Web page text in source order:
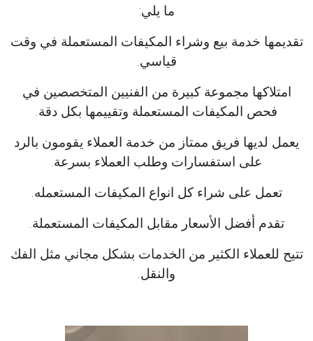
ما يلي:
تقديمها خدمة بيع وشراء المكيفات المستعملة في وقت
قياسي.
امتلاكها مجموعة كبيرة من الفنيين المتخصصين في
فحص المكيفات المستعملة وتقييمها بكل دقة.
يعمل لديها فريق ممتاز من خدمة العملاء يقومون بالرد
على استفسارات وطلب العملاء بسرعة.
تعمل على شراء كل انواع المكيفات المستعمله.
تقدم أفضل الأسعار مقابل المكيفات المستعملة.
تتيح للعملاء الكثير من الخدمات بشكل مجاني مثل الفك
والنقل.